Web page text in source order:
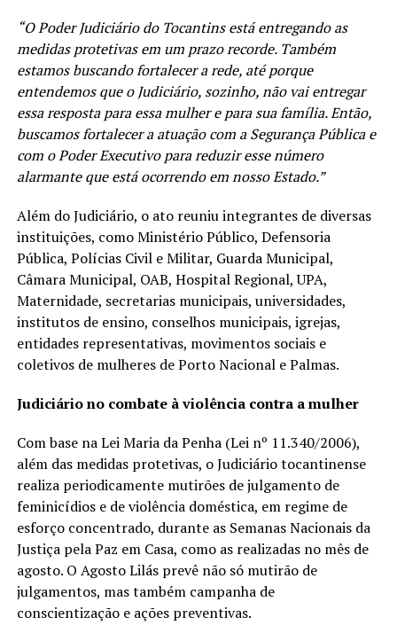
“O Poder Judiciário do Tocantins está entregando as
medidas protetivas em um prazo recorde. Também
estamos buscando fortalecer a rede, até porque
entendemos que o Judiciário, sozinho, não vai entregar
essa resposta para essa mulher e para sua família. Então,
buscamos fortalecer a atuação com a Segurança Pública e
com o Poder Executivo para reduzir esse número
alarmante que está ocorrendo em nosso Estado.”
Além do Judiciário, o ato reuniu integrantes de diversas
instituições, como Ministério Público, Defensoria
Pública, Polícias Civil e Militar, Guarda Municipal,
Câmara Municipal, OAB, Hospital Regional, UPA,
Maternidade, secretarias municipais, universidades,
institutos de ensino, conselhos municipais, igrejas,
entidades representativas, movimentos sociais e
coletivos de mulheres de Porto Nacional e Palmas.
Judiciário no combate à violência contra a mulher
Com base na Lei Maria da Penha (Lei nº 11.340/2006),
além das medidas protetivas, o Judiciário tocantinense
realiza periodicamente mutirões de julgamento de
feminicídios e de violência doméstica, em regime de
esforço concentrado, durante as Semanas Nacionais da
Justiça pela Paz em Casa, como as realizadas no mês de
agosto. O Agosto Lilás prevê não só mutirão de
julgamentos, mas também campanha de
conscientização e ações preventivas.